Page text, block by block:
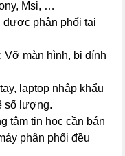
Msi, …
được phân phối tại
Vỡ màn hình, bị dính
laptop nhập khẩu
số lượng.
tâm tin học cần bán
phân phối đều